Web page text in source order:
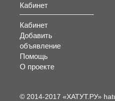
Кабинет
Кабинет
Добавить
объявление
Помощь
О проекте
© 2014-2017 «ХАТУТ.РУ»